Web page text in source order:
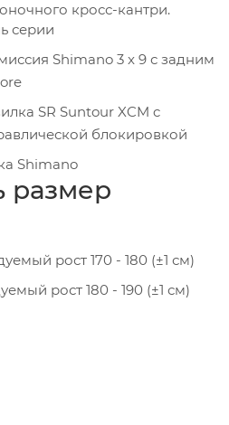
кросс-кантри.
серии
Shimano 3 x 9 с задним
SR Suntour XCM c
блокировкой
Shimano
размер
рост 170 - 180 (±1 см)
рост 180 - 190 (±1 см)